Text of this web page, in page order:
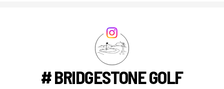
# BRIDGESTONE GOLF